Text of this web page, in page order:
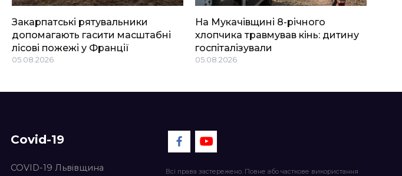
Закарпатські рятувальники
допомагають гасити масштабні
лісові пожежі у Франції
05.08.2026
На Мукачівщині 8-річного
хлопчика травмував кінь: дитину
госпіталізували
05.08.2026
Covid-19
COVID-19 Львівщина
Всі права застережено. Повне або часткове використання